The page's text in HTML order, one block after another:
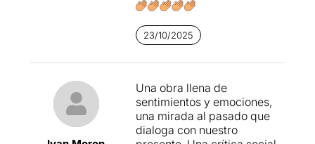
23/10/2025
Una obra llena de
sentimientos y emociones,
una mirada al pasado que
dialoga con nuestro